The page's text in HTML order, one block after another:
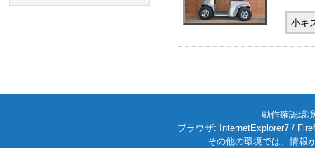
小キ
動作確認環
ブラウザ: InternetExplorer7 /
その他の環境では、情報